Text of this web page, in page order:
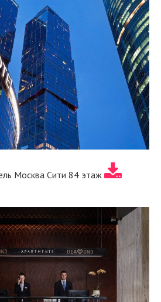
Москва Сити 84 этаж